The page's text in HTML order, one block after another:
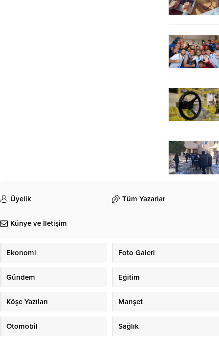
Üyelik Tüm Yazarlar
Künye ve İletişim
Ekonomi Foto Galeri
Gündem Eğitim
Köşe Yazıları Manşet
Otomobil Sağlık